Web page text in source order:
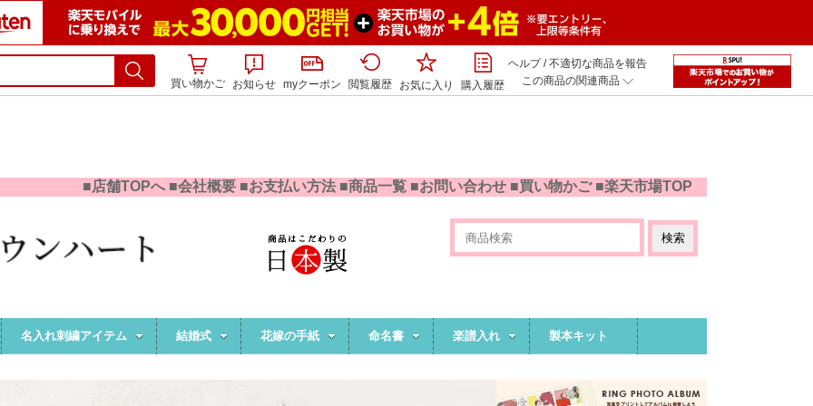
買い物かご お知らせ myクーポン 閲覧履歴 お気に入り 購入履歴
ヘルプ/不適切な商品を報告
この商品の関連商品